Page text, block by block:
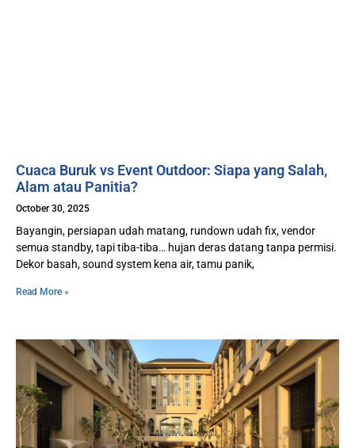
Cuaca Buruk vs Event Outdoor: Siapa yang Salah,
Alam atau Panitia?
October 30, 2025
Bayangin, persiapan udah matang, rundown udah fix, vendor
semua standby, tapi tiba-tiba… hujan deras datang tanpa permisi.
Dekor basah, sound system kena air, tamu panik,
Read More »